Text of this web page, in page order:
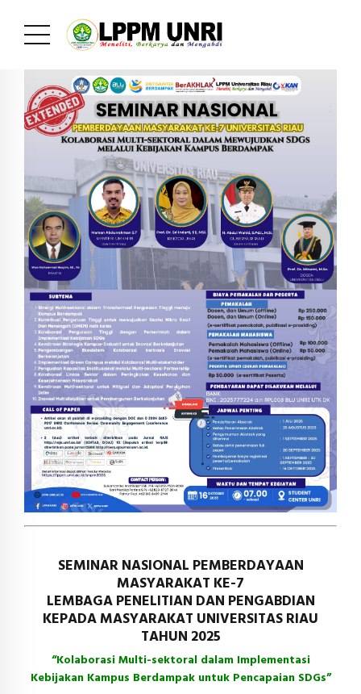
SEMINAR NASIONAL PEMBERDAYAAN
MASYARAKAT KE-7
LEMBAGA PENELITIAN DAN PENGABDIAN
KEPADA MASYARAKAT UNIVERSITAS RIAU
TAHUN 2025
“Kolaborasi Multi-sektoral dalam Implementasi
Kebijakan Kampus Berdampak untuk Pencapaian SDGs”